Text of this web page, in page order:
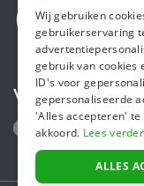
Volg ons
Wij gebruiken
gebruikerservaring
gebruik van cookies
ID's voor
gepersonaliseerde
'Alles accepteren' te
akkoord. Lees verder
ALLES